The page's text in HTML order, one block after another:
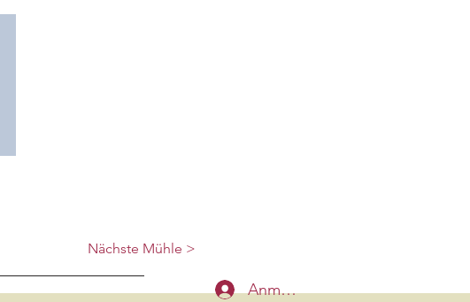
Nächste Mühle >
Anmelden